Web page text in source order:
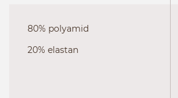
80% polyamid
20% elastan